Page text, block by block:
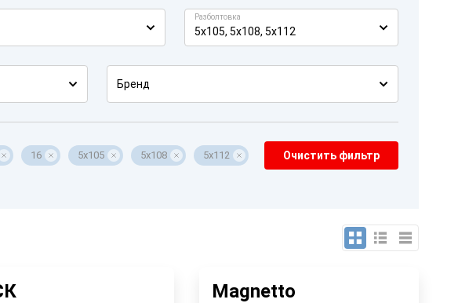
Разболтовка
5x105, 5x108, 5x112
Бренд
16 5x105 5x108 5x112 Очистить фильтр
Magnetto